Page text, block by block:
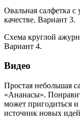
Овальная салфетка
качестве. Вариант 3.
Схема круглой
Вариант 4.
Видео
Простая небольшая
«Ананасы».
может пригодиться
источник новых